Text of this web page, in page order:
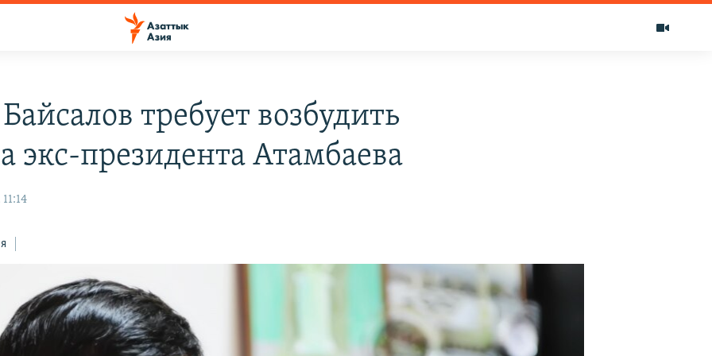
требует возбудить
экс-президента Атамбаева